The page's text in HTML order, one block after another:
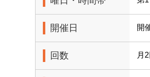
開催日 開
回数 月